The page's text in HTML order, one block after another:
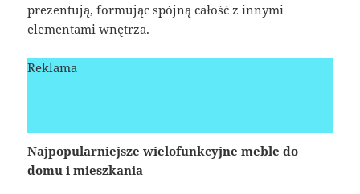
prezentują, formując spójną całość z innymi
elementami wnętrza.
Reklama
Najpopularniejsze wielofunkcyjne meble do
domu i mieszkania